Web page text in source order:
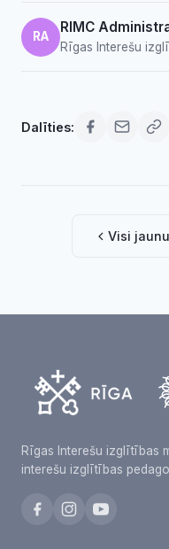
RA
RIMC
Rīgas Interešu
Dalīties:
Visi
Rīgas Interešu izglītības
interešu izglītības